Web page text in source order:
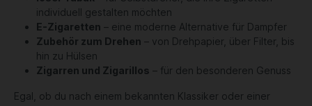
individuell gestalten möchten
E-Zigaretten – eine moderne Alternative für Dampfer
Zubehör zum Drehen – von Drehpapier, über Filter, bis
hin zu Hülsen
Zigarren und Zigarillos – für den besonderen Genuss
Egal, ob du nach einem bekannten Klassiker oder einer